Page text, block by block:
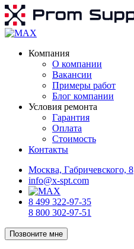
Компания
О компании
Вакансии
Примеры работ
Блог компании
Условия ремонта
Гарантия
Оплата
Стоимость
Контакты
Москва, Габричевского, 8
info@x-spt.com
8 499 322-97-35
8 800 302-97-51
Позвоните мне